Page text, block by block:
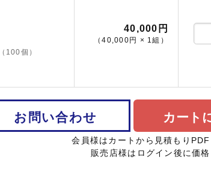
100個）
40,000円
（40,000円 × 1組 ）
お問い合わせ カート
会員様はカートから見積もり
販売店様はログイン後に価